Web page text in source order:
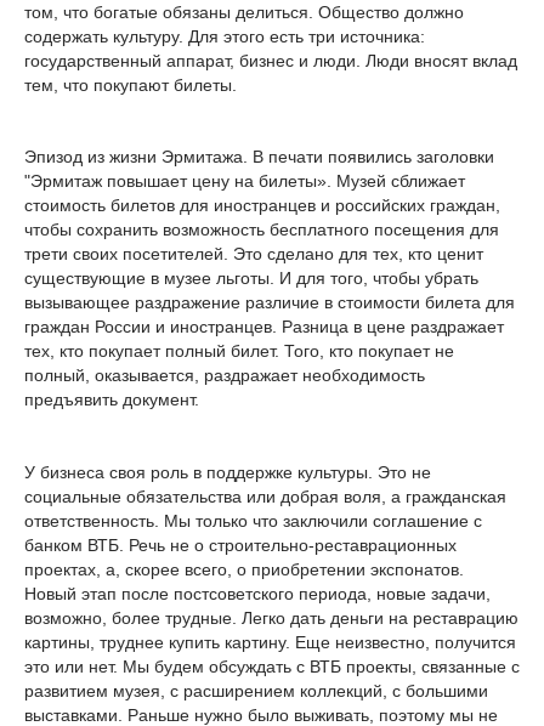
том, что богатые обязаны делиться. Общество должно
содержать культуру. Для этого есть три источника:
государственный аппарат, бизнес и люди. Люди вносят вклад
тем, что покупают билеты.
Эпизод из жизни Эрмитажа. В печати появились заголовки
"Эрмитаж повышает цену на билеты». Музей сближает
стоимость билетов для иностранцев и российских граждан,
чтобы сохранить возможность бесплатного посещения для
трети своих посетителей. Это сделано для тех, кто ценит
существующие в музее льготы. И для того, чтобы убрать
вызывающее раздражение различие в стоимости билета для
граждан России и иностранцев. Разница в цене раздражает
тех, кто покупает полный билет. Того, кто покупает не
полный, оказывается, раздражает необходимость
предъявить документ.
У бизнеса своя роль в поддержке культуры. Это не
социальные обязательства или добрая воля, а гражданская
ответственность. Мы только что заключили соглашение с
банком ВТБ. Речь не о строительно-реставрационных
проектах, а, скорее всего, о приобретении экспонатов.
Новый этап после постсоветского периода, новые задачи,
возможно, более трудные. Легко дать деньги на реставрацию
картины, труднее купить картину. Еще неизвестно, получится
это или нет. Мы будем обсуждать с ВТБ проекты, связанные с
развитием музея, с расширением коллекций, с большими
выставками. Раньше нужно было выживать, поэтому мы не